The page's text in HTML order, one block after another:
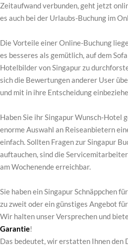
Zeitaufwand verbunden, geht jetzt
es auch bei der Urlaubs-Buchung im
Die Vorteile einer Online-Buchung
es besseres als gemütlich, auf dem
Hotelbilder von Singapur zu
sich die Bewertungen anderer User
und mit in ihre Entscheidung
Haben Sie ihr Singapur Wunsch-Hotel
enorme Auswahl an Reiseanbietern
einfach. Sollten Fragen zur Singapur
auftauchen, sind die
am Wochenende erreichbar.
Sie haben ein Singapur Schnäppchen
zu zweit oder ein günstiges Angebot
Wir halten unser Versprechen und
Garantie!
Das bedeutet, wir erstatten Ihnen den